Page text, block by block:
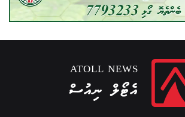
ATOLL NEWS
އެޓޯލް ނިއުސް